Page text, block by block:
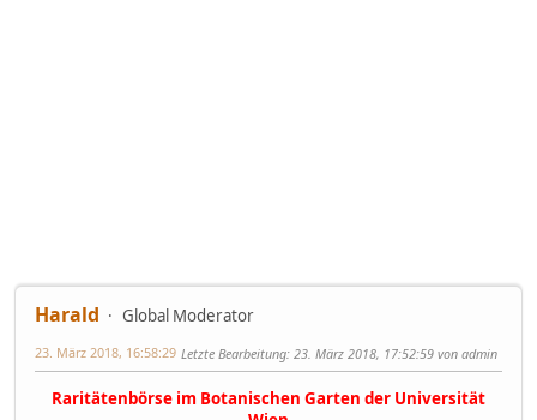
Harald Global Moderator
23. März 2018, 16:58:29 Letzte Bearbeitung: 23. März 2018, 17:52:59 von admin
Raritätenbörse im Botanischen Garten der Universität